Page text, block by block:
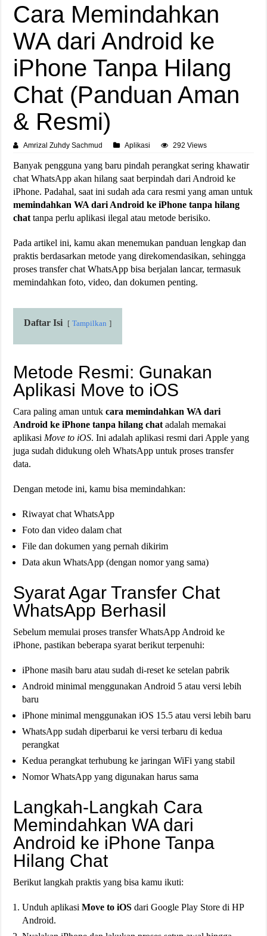
Cara Memindahkan
WA dari Android ke
iPhone Tanpa Hilang
Chat (Panduan Aman
& Resmi)
Amrizal Zuhdy Sachmud Aplikasi 292 Views
Banyak pengguna yang baru pindah perangkat sering khawatir
chat WhatsApp akan hilang saat berpindah dari Android ke
iPhone. Padahal, saat ini sudah ada cara resmi yang aman untuk
memindahkan WA dari Android ke iPhone tanpa hilang
chat tanpa perlu aplikasi ilegal atau metode berisiko.
Pada artikel ini, kamu akan menemukan panduan lengkap dan
praktis berdasarkan metode yang direkomendasikan, sehingga
proses transfer chat WhatsApp bisa berjalan lancar, termasuk
memindahkan foto, video, dan dokumen penting.
Daftar Isi Tampilkan
Metode Resmi: Gunakan
Aplikasi Move to iOS
Cara paling aman untukcara memindahkan WA dari
Android ke iPhone tanpa hilang chat adalah memakai
aplikasi Move to iOS. Ini adalah aplikasi resmi dari Apple yang
juga sudah didukung oleh WhatsApp untuk proses transfer
data.
Dengan metode ini, kamu bisa memindahkan:
Riwayat chat WhatsApp
Foto dan video dalam chat
File dan dokumen yang pernah dikirim
Data akun WhatsApp (dengan nomor yang sama)
Syarat Agar Transfer Chat
WhatsApp Berhasil
Sebelum memulai proses transfer WhatsApp Android ke
iPhone, pastikan beberapa syarat berikut terpenuhi:
iPhone masih baru atau sudah di-reset ke setelan pabrik
Android minimal menggunakan Android 5 atau versi lebih
baru
iPhone minimal menggunakan iOS 15.5 atau versi lebih baru
WhatsApp sudah diperbarui ke versi terbaru di kedua
perangkat
Kedua perangkat terhubung ke jaringan WiFi yang stabil
Nomor WhatsApp yang digunakan harus sama
Langkah-Langkah Cara
Memindahkan WA dari
Android ke iPhone Tanpa
Hilang Chat
Berikut langkah praktis yang bisa kamu ikuti:
Unduh aplikasiMove to iOS dari Google Play Store di HP
Android.